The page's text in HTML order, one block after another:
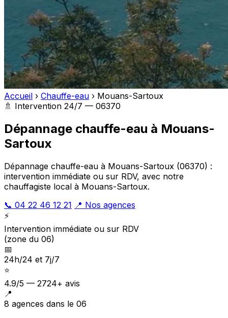
Accueil › Chauffe-eau › Mouans-Sartoux
🚿 Intervention 24/7 — 06370
Dépannage chauffe-eau à Mouans-
Sartoux
Dépannage chauffe-eau à Mouans-Sartoux (06370) :
intervention immédiate ou sur RDV, avec notre
chauffagiste local à Mouans-Sartoux.
📞 04 22 46 12 21 📍 Nos agences
⚡
Intervention immédiate ou sur RDV
(zone du 06)
📅
24h/24 et 7j/7
⭐
4.9/5 — 2724+ avis
📍
8 agences dans le 06